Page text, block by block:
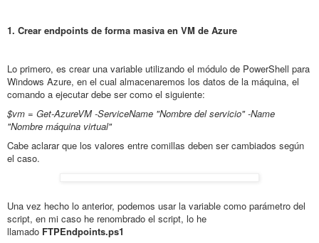
1. Crear endpoints de forma masiva en VM de Azure
Lo primero, es crear una variable utilizando el módulo de PowerShell para
Windows Azure, en el cual almacenaremos los datos de la máquina, el
comando a ejecutar debe ser como el siguiente:
$vm = Get-AzureVM -ServiceName "Nombre del servicio" -Name
"Nombre máquina virtual"
Cabe aclarar que los valores entre comillas deben ser cambiados según
el caso.
Una vez hecho lo anterior, podemos usar la variable como parámetro del
script, en mi caso he renombrado el script, lo he
llamado FTPEndpoints.ps1